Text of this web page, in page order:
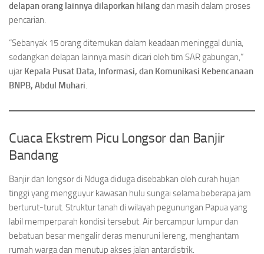
delapan orang lainnya dilaporkan hilangdan masih dalam proses
pencarian.
“Sebanyak 15 orang ditemukan dalam keadaan meninggal dunia,
sedangkan delapan lainnya masih dicari oleh tim SAR gabungan,”
ujar Kepala Pusat Data, Informasi, dan Komunikasi Kebencanaan
BNPB, Abdul Muhari.
Cuaca Ekstrem Picu Longsor dan Banjir
Bandang
Banjir dan longsor di Nduga diduga disebabkan oleh curah hujan
tinggi yang mengguyur kawasan hulu sungai selama beberapa jam
berturut-turut. Struktur tanah di wilayah pegunungan Papua yang
labil memperparah kondisi tersebut. Air bercampur lumpur dan
bebatuan besar mengalir deras menuruni lereng, menghantam
rumah warga dan menutup akses jalan antardistrik.